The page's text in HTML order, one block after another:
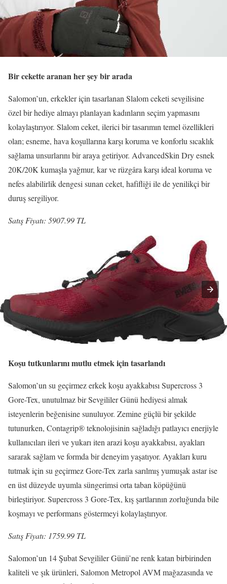
Bir cekette aranan her şey bir arada
Salomon’un, erkekler için tasarlanan Slalom ceketi sevgilisine
özel bir hediye almayı planlayan kadınların seçim yapmasını
kolaylaştırıyor. Slalom ceket, ilerici bir tasarımın temel özellikleri
olan; esneme, hava koşullarına karşı koruma ve konforlu sıcaklık
sağlama unsurlarını bir araya getiriyor. AdvancedSkin Dry esnek
20K/20K kumaşla yağmur, kar ve rüzgâra karşı ideal koruma ve
nefes alabilirlik dengesi sunan ceket, hafifliği ile de yenilikçi bir
duruş sergiliyor.
Satış Fiyatı: 5907.99 TL
Koşu tutkunlarını mutlu etmek için tasarlandı
Salomon’un su geçirmez erkek koşu ayakkabısı Supercross 3
Gore-Tex, unutulmaz bir Sevgililer Günü hediyesi almak
isteyenlerin beğenisine sunuluyor. Zemine güçlü bir şekilde
tutunurken, Contagrip® teknolojisinin sağladığı patlayıcı enerjiyle
kullanıcıları ileri ve yukarı iten arazi koşu ayakkabısı, ayakları
sararak sağlam ve formda bir deneyim yaşatıyor. Ayakları kuru
tutmak için su geçirmez Gore-Tex zarla sarılmış yumuşak astar ise
en üst düzeyde uyumla süngerimsi orta taban köpüğünü
birleştiriyor. Supercross 3 Gore-Tex, kış şartlarının zorluğunda bile
koşmayı ve performans göstermeyi kolaylaştırıyor.
Satış Fiyatı: 1759.99 TL
Salomon’un 14 Şubat Sevgililer Günü’ne renk katan birbirinden
kaliteli ve şık ürünleri, Salomon Metropol AVM mağazasında ve